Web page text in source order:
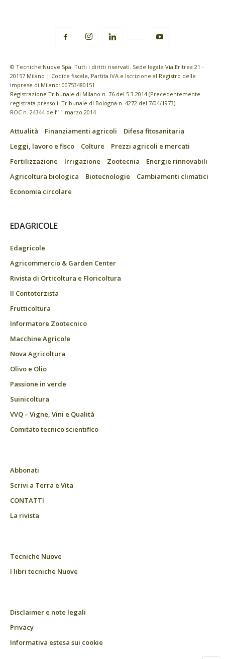
© Tecniche Nuove Spa. Tutti i diritti riservati. Sede legale Via Eritrea 21 -
20157 Milano | Codice fiscale, Partita IVA e Iscrizione al Registro delle
imprese di Milano: 00753480151
Registrazione Tribunale di Milano n. 76 del 5.3.2014 (Precedentemente
registrata presso il Tribunale di Bologna n. 4272 del 7/04/1973)
ROC n. 24344 dell’11 marzo 2014
Attualità Finanziamenti agricoli
Difesa fitosanitaria
Leggi, lavoro e fisco
Colture
Prezzi agricoli e mercati
Fertilizzazione
Irrigazione Zootecnia
Energie rinnovabili
Agricoltura biologica
Biotecnologie
Cambiamenti climatici
Economia circolare
EDAGRICOLE
Edagricole
Agricommercio & Garden Center
Rivista di Orticoltura e Floricoltura
Il Contoterzista
Frutticoltura
Informatore Zootecnico
Macchine Agricole
Nova Agricoltura
Olivo e Olio
Passione in verde
Suinicoltura
VVQ – Vigne, Vini e Qualità
Comitato tecnico scientifico
Abbonati
Scrivi a Terra e Vita
CONTATTI
La rivista
Tecniche Nuove
I libri tecniche Nuove
Disclaimer e note legali
Privacy
Informativa estesa sui cookie